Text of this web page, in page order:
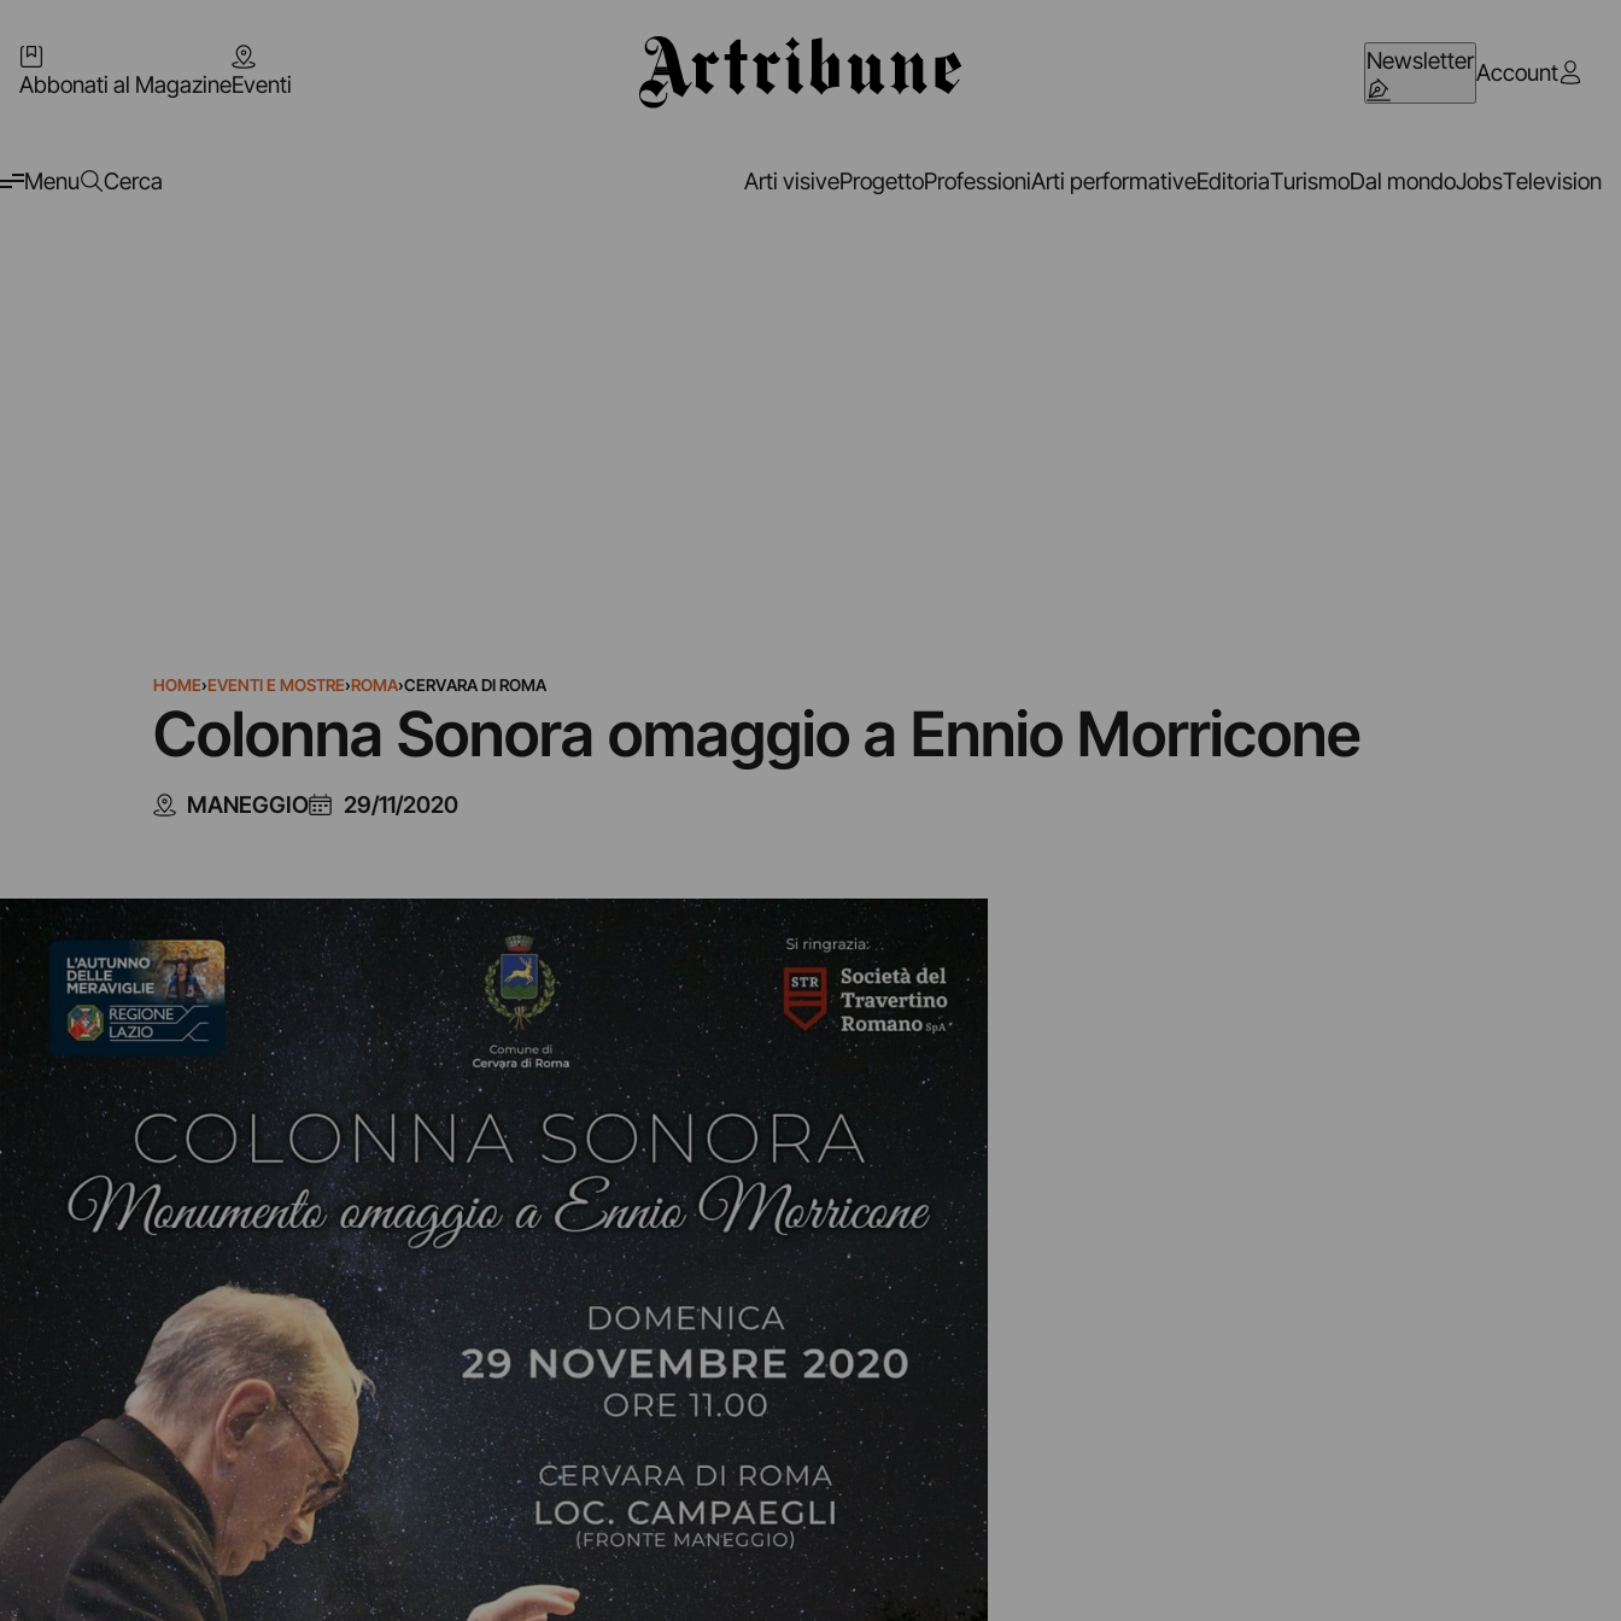
Abbonati al MagazineEventi
NewsletterAccount
Menu Cerca Arti visiveProgettoProfessioniArti performativeEditoriaTurismoDal mondoJobsTelevision
HOME›EVENTI E MOSTRE›ROMA›CERVARA DI ROMA
Colonna Sonora omaggio a Ennio Morricone
MANEGGIO 29/11/2020